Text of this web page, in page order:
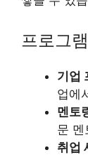
프로그
기업
업에
멘토
문 멘
취업